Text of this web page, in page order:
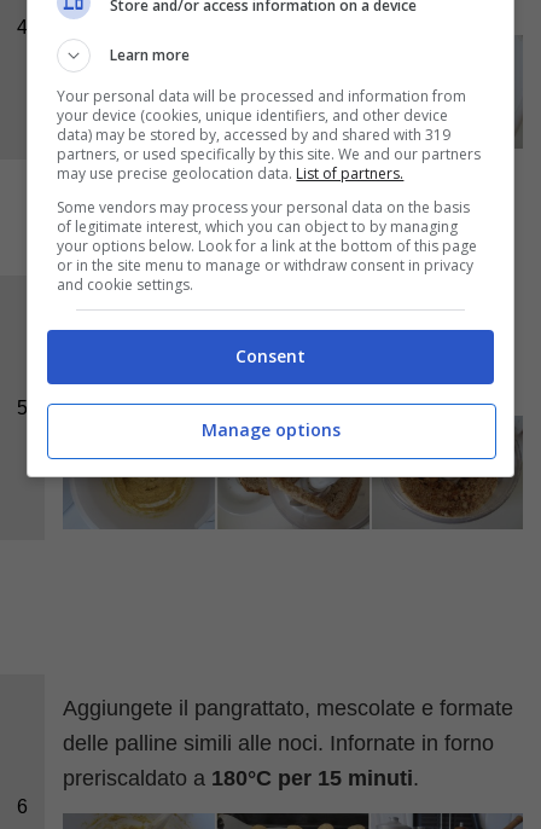
4
5
Mescolate per unire bene tutti gli ingredienti.
Sminuzzate il pane raffermo (oppure usate il
pangrattato già pronto ).
6
Aggiungete il pangrattato, mescolate e formate
delle palline simili alle noci. Infornate in forno
preriscaldato a 180°C per 15 minuti.
Store and/or access information on a device
Learn more
Your personal data will be processed and information from
your device (cookies, unique identifiers, and other device
data) may be stored by, accessed by and shared with 319
partners, or used specifically by this site. We and our partners
may use precise geolocation data. List of partners.
Some vendors may process your personal data on the basis
of legitimate interest, which you can object to by managing
your options below. Look for a link at the bottom of this page
or in the site menu to manage or withdraw consent in privacy
and cookie settings.
Consent
Manage options